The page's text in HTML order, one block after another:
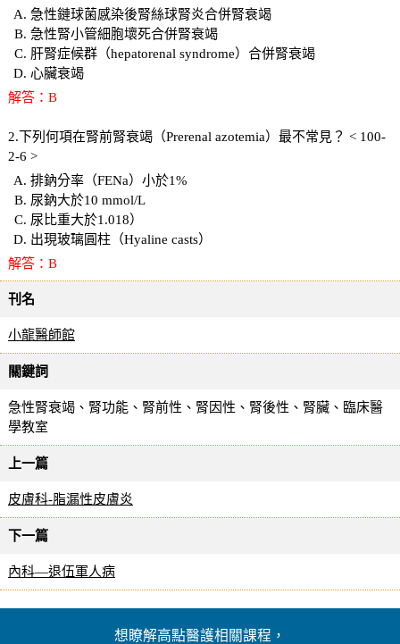
急性鏈球菌感染後腎絲球腎炎合併腎衰竭
急性腎小管細胞壞死合併腎衰竭
肝腎症候群（hepatorenal syndrome）合併腎衰竭
心臟衰竭
解答：B
2.下列何項在腎前腎衰竭（Prerenal azotemia）最不常見？ < 100-
2-6 >
排鈉分率（FENa）小於1%
尿鈉大於10 mmol/L
尿比重大於1.018）
出現玻璃圓柱（Hyaline casts）
解答：B
刊名
小龍醫師館
關鍵詞
急性腎衰竭、腎功能、腎前性、腎因性、腎後性、腎臟、臨床醫
學教室
上一篇
皮膚科-脂漏性皮膚炎
下一篇
內科—退伍軍人病
想瞭解高點醫護相關課程，